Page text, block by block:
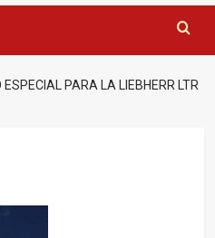
ESPECIAL PARA LA LIEBHERR LTR